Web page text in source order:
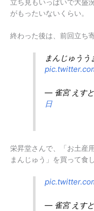
立ち見もいっぱいで大盛
がもったいないくらい。
終わった後は、前回立ち
まんじゅう
— 雀宮 えす
日
栄昇堂さんで、「お土産
まんじゅう」を買って食
— 雀宮 えす